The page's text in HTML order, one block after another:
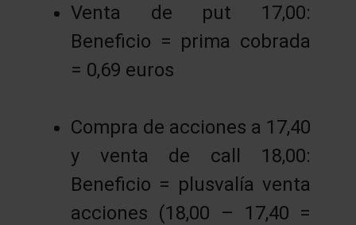
Venta de put 17,00:
Beneficio = prima cobrada
= 0,69 euros
Compra de acciones a 17,40
y venta de call 18,00:
Beneficio = plusvalía venta
acciones (18,00 – 17,40 =